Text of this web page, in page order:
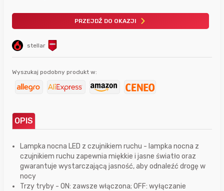
stellar
PRZEJDŹ DO OKAZJI
Wyszukaj podobny produkt w:
OPIS
Lampka nocna LED z czujnikiem ruchu - lampka nocna z
czujnikiem ruchu zapewnia miękkie i jasne światło oraz
gwarantuje wystarczającą jasność, aby odnaleźć drogę w
nocy
Trzy tryby - ON: zawsze włączona; OFF: wyłączanie